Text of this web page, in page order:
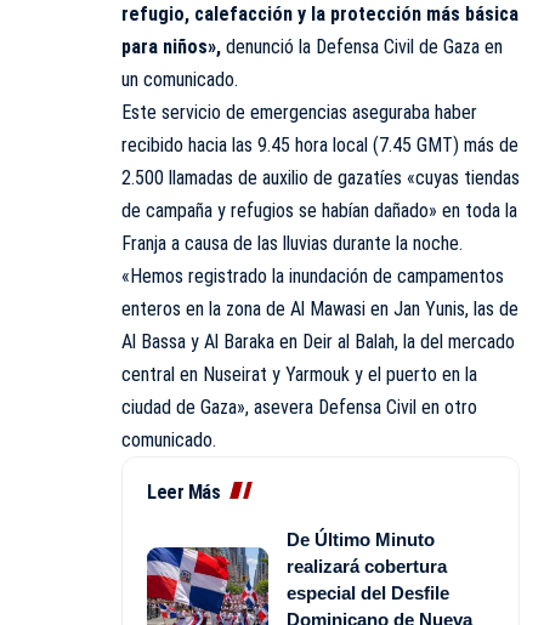
refugio, calefacción y la protección más básica
para niños», denunció la Defensa Civil de Gaza en
un comunicado.
Este servicio de emergencias aseguraba haber
recibido hacia las 9.45 hora local (7.45 GMT) más de
2.500 llamadas de auxilio de gazatíes «cuyas tiendas
de campaña y refugios se habían dañado» en toda la
Franja a causa de las lluvias durante la noche.
«Hemos registrado la inundación de campamentos
enteros en la zona de Al Mawasi en Jan Yunis, las de
Al Bassa y Al Baraka en Deir al Balah, la del mercado
central en Nuseirat y Yarmouk y el puerto en la
ciudad de Gaza», asevera Defensa Civil en otro
comunicado.
Leer Más
De Último Minuto
realizará cobertura
especial del Desfile
Dominicano de Nueva